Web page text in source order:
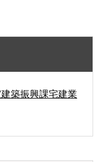
築振興課宅建業